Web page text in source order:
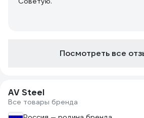
Посмотреть все
AV Steel
Все товары бренда